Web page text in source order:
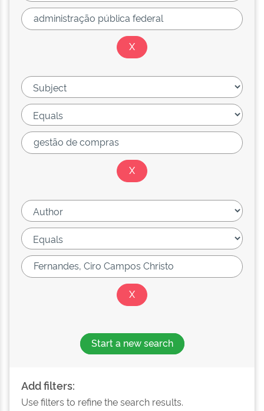
Start a new search
Add filters:
Use filters to refine the search results.